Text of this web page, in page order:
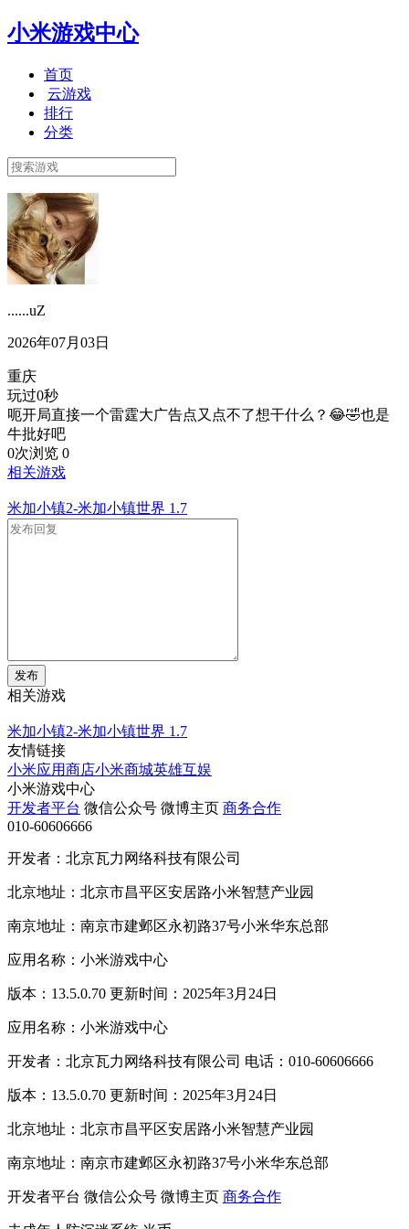
小米游戏中心
首页
云游戏
排行
分类
......uZ
2026年07月03日
重庆
玩过0秒
呃开局直接一个雷霆大广告点又点不了想干什么？😂🤣也是
牛批好吧
0次浏览 0
相关游戏
米加小镇2-米加小镇世界 1.7
发布
相关游戏
米加小镇2-米加小镇世界 1.7
友情链接
小米应用商店小米商城英雄互娱
小米游戏中心
开发者平台 微信公众号 微博主页 商务合作
010-60606666
开发者：北京瓦力网络科技有限公司
北京地址：北京市昌平区安居路小米智慧产业园
南京地址：南京市建邺区永初路37号小米华东总部
应用名称：小米游戏中心
版本：13.5.0.70 更新时间：2025年3月24日
应用名称：小米游戏中心
开发者：北京瓦力网络科技有限公司 电话：010-60606666
版本：13.5.0.70 更新时间：2025年3月24日
北京地址：北京市昌平区安居路小米智慧产业园
南京地址：南京市建邺区永初路37号小米华东总部
开发者平台 微信公众号 微博主页 商务合作